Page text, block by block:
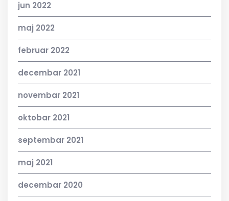
jun 2022
maj 2022
februar 2022
decembar 2021
novembar 2021
oktobar 2021
septembar 2021
maj 2021
decembar 2020